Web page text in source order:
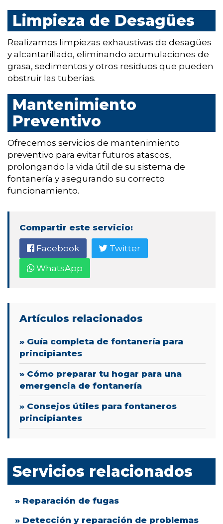
Limpieza de Desagües
Realizamos limpiezas exhaustivas de desagües
y alcantarillado, eliminando acumulaciones de
grasa, sedimentos y otros residuos que pueden
obstruir las tuberías.
Mantenimiento
Preventivo
Ofrecemos servicios de mantenimiento
preventivo para evitar futuros atascos,
prolongando la vida útil de su sistema de
fontanería y asegurando su correcto
funcionamiento.
Compartir este servicio:
Facebook
Twitter
WhatsApp
Artículos relacionados
» Guía completa de fontanería para
principiantes
» Cómo preparar tu hogar para una
emergencia de fontanería
» Consejos útiles para fontaneros
principiantes
Servicios relacionados
» Reparación de fugas
» Detección y reparación de problemas